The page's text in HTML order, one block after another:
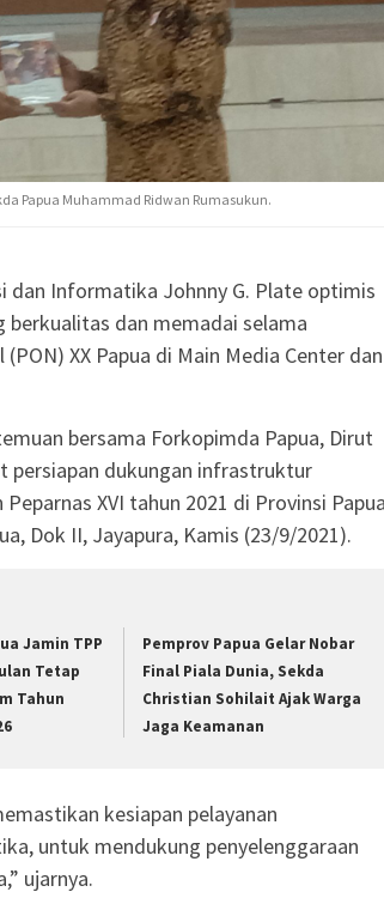
Papua Muhammad Ridwan Rumasukun.
dan Informatika Johnny G. Plate optimis
dan memadai selama
XX Papua di Main Media Center dan
bersama Forkopimda Papua, Dirut
persiapan dukungan infrastruktur
XVI tahun 2021 di Provinsi Papua
Dok II, Jayapura, Kamis (23/9/2021).
Jamin TPP
Tetap
Tahun
Pemprov Papua Gelar Nobar
Final Piala Dunia, Sekda
Christian Sohilait Ajak Warga
Jaga Keamanan
kesiapan pelayanan
untuk mendukung penyelenggaraan
ujarnya.